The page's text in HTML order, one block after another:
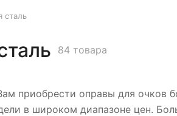
84 товара
приобрести оправы для очков
в широком диапазоне цен.